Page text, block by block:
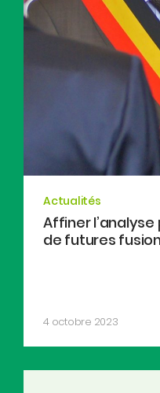
Actualités
Affiner
de futures
4 octobre 2023